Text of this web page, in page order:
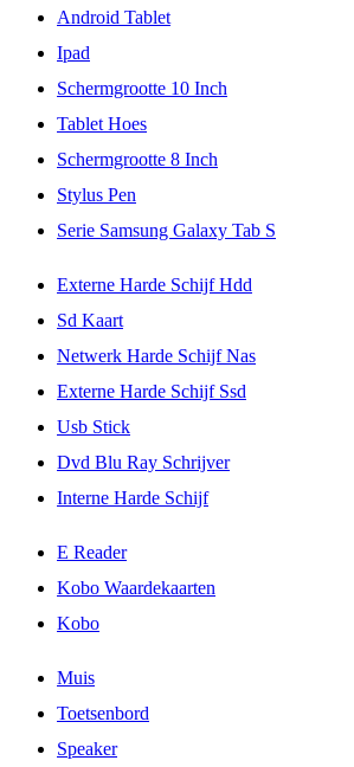
Android Tablet
Ipad
Schermgrootte 10 Inch
Tablet Hoes
Schermgrootte 8 Inch
Stylus Pen
Serie Samsung Galaxy Tab S
Externe Harde Schijf Hdd
Sd Kaart
Netwerk Harde Schijf Nas
Externe Harde Schijf Ssd
Usb Stick
Dvd Blu Ray Schrijver
Interne Harde Schijf
E Reader
Kobo Waardekaarten
Kobo
Muis
Toetsenbord
Speaker